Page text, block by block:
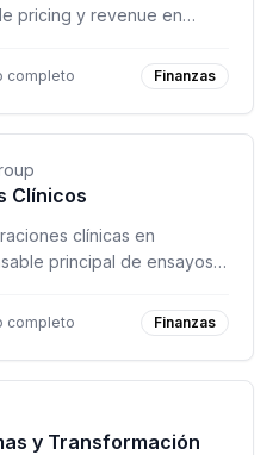
pricing y revenue en
DC).
completo Finanzas
Clínicos
clínicas en
principal de ensayos
completo Finanzas
y Transformación